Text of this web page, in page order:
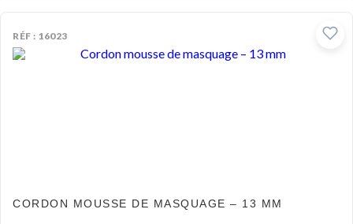
RÉF : 16023
CORDON MOUSSE DE MASQUAGE – 13 MM